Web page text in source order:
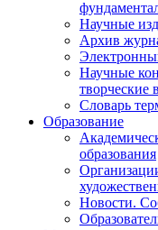
Научные
Архив
Научные
творческие
Словарь
Образование
образования
Новости.